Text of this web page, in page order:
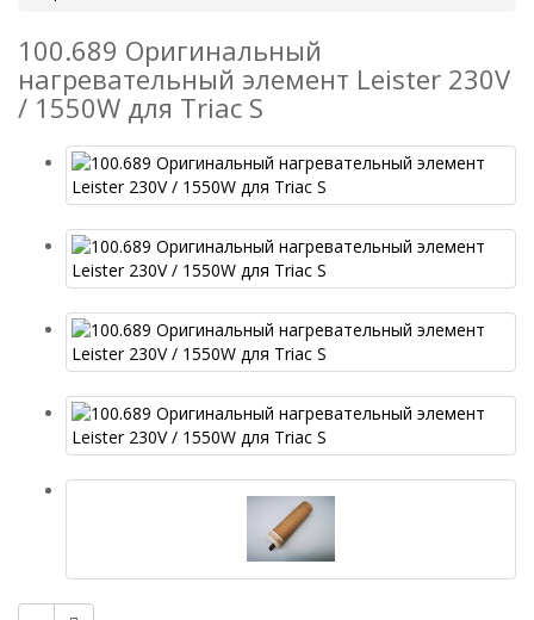
100.689 Оригинальный
нагревательный элемент Leister 230V
/ 1550W для Triac S